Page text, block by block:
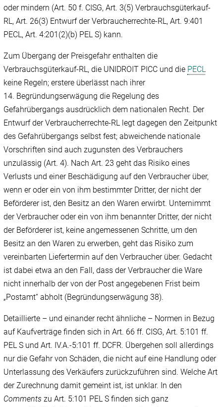
oder mindern (Art. 50 f. CISG, Art. 3(5) Verbrauchsgüterkauf-
RL, Art. 26(3) Entwurf der Verbraucherrechte-RL, Art. 9:401
PECL, Art. 4:201(2)(b) PEL S) kann.
Zum Übergang der Preisgefahr enthalten die
Verbrauchsgüterkauf-RL, die UNIDROIT PICC und die PECL
keine Regeln; erstere überlässt nach ihrer
14. Begründungserwägung die Regelung des
Gefahrübergangs ausdrücklich dem nationalen Recht. Der
Entwurf der Verbraucherrechte-RL legt dagegen den Zeitpunkt
des Gefahrübergangs selbst fest; abweichende nationale
Vorschriften sind auch zugunsten des Verbrauchers
unzulässig (Art. 4). Nach Art. 23 geht das Risiko eines
Verlusts und einer Beschädigung auf den Verbraucher über,
wenn er oder ein von ihm bestimmter Dritter, der nicht der
Beförderer ist, den Besitz an den Waren erwirbt. Unternimmt
der Verbraucher oder ein von ihm benannter Dritter, der nicht
der Beförderer ist, keine angemessenen Schritte, um den
Besitz an den Waren zu erwerben, geht das Risiko zum
vereinbarten Liefertermin auf den Verbraucher über. Gedacht
ist dabei etwa an den Fall, dass der Verbraucher die Ware
nicht innerhalb der von der Post angegebenen Frist beim
„Postamt“ abholt (Begründungserwägung 38).
Detaillierte – und einander recht ähnliche – Normen in Bezug
auf Kaufverträge finden sich in Art. 66 ff. CISG, Art. 5:101 ff.
PEL S und Art. IV.A.-5:101 ff. DCFR. Übergehen soll allerdings
nur die Gefahr von Schäden, die nicht auf eine Handlung oder
Unterlassung des Verkäufers zurückzuführen sind. Welche Art
der Zurechnung damit gemeint ist, ist unklar. In den
Comments zu Art. 5:101 PEL S finden sich ganz